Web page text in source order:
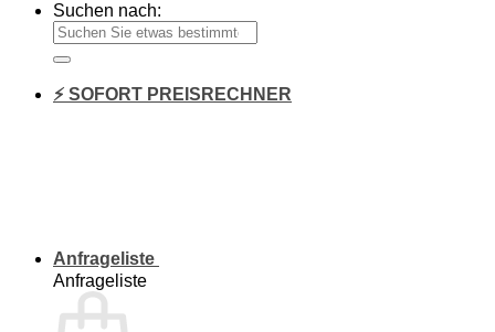
Suchen nach:
⚡ SOFORT PREISRECHNER
Anfrageliste
Anfrageliste